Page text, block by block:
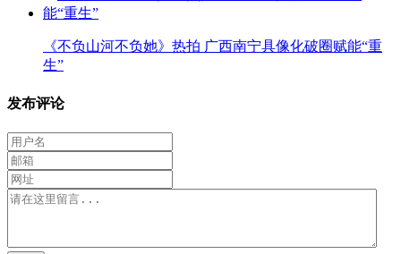
《不负山河不负她》热拍 广西南宁具像化破圈赋能“重
生”
发布评论